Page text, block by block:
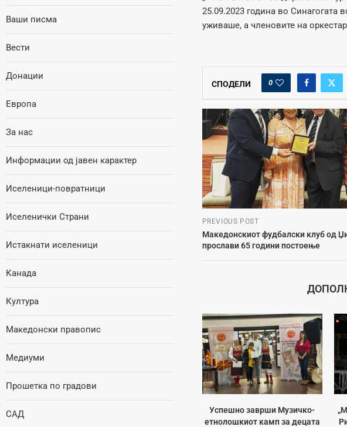
25.09.2023 година во Синагогата
уживаше, а членовите на
СПОДЕЛИ 0
PREVIOUS POST
Македонскиот фудбалски клуб од
прослави 65 години постоење
Успешно заврши Музичко-
етнолошкиот камп за децата
Ваши писма
Вести
Донации
Европа
За нас
Информации од јавен карактер
Иселеници-повратници
Иселенички Страни
Истакнати иселеници
Канада
Култура
Македонски правопис
Медиуми
Прошетка по градови
САД